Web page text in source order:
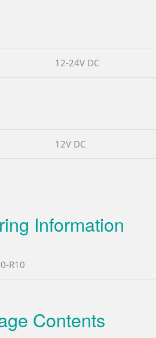
12-24V DC
12V DC
Information
R10
Contents